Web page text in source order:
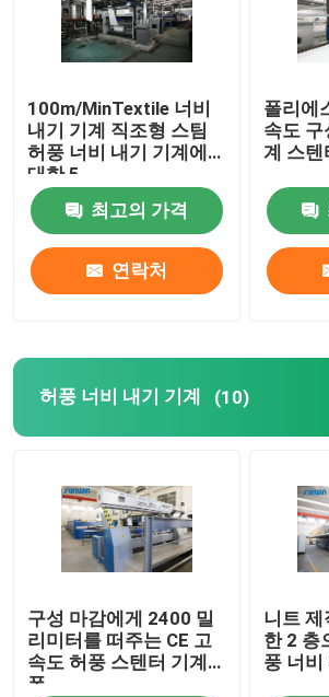
건조 기계를 쓰러뜨리세요
스텐터 완료기
드라이어 기계를 완화시키세요
100m/MinTextile 너비
내기 기계 직조형 스팀
허풍 너비 내기 기계에
대한 5
최고의 가격
연락처
폴리에
속도 구
계 스텐
허풍 너비 내기 기계 (10)
구성 마감에게 2400 밀
리미터를 떠주는 CE 고
속도 허풍 스텐터 기계
폭
니트 제
한 2 층
풍 너비